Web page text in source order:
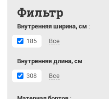
Фильтр
Внутренняя ширина, см :
185
Все
Внутренняя длина, см :
308
Все